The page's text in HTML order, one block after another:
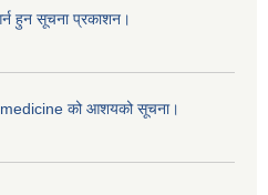
हुन सूचना प्रकाशन।
medicine को आशयको सूचना।